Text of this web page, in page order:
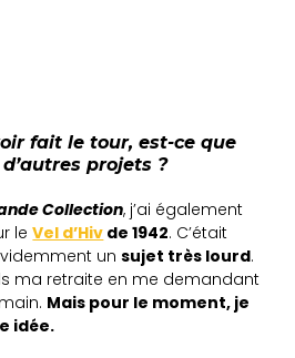
fait le tour, est-ce que
projets ?
Collection, j’ai également
leVel d’Hiv de 1942. C’était
unsujet très lourd.
ma retraite en me demandant
Mais pour le moment, je
idée.